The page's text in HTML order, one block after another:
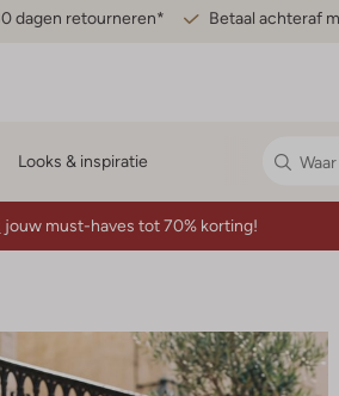
dagen retourneren* Betaal achteraf
Looks & inspiratie
jouw must-haves tot 70% korting!